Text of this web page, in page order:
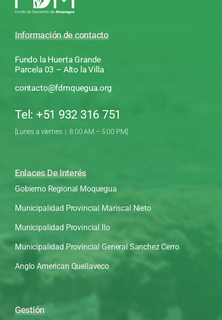
Información de contacto
Fundo la Huerta Grande
Parcela 03 – Alto la Villa
contacto@fdmquegua.org
Tel: +51 932 316 751
[Lunes a viernes | 8:00 AM – 5:00 PM]
Enlaces De Interés
Gobierno Regional Moquegua
Municipalidad Provincial Mariscal Nieto
Municipalidad Provincial Ilo
Municipalidad Provincial General Sanchez Cerro
Anglo American Quellaveco
Gestión